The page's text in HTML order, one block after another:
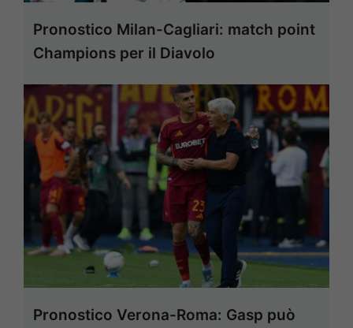
Pronostico Milan-Cagliari: match point
Champions per il Diavolo
Pronostico Verona-Roma: Gasp può